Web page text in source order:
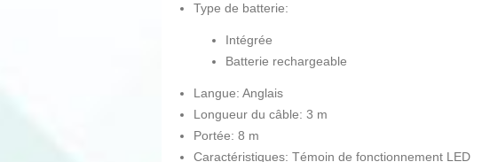
Type de batterie:
Intégrée
Batterie rechargeable
Langue: Anglais
Longueur du câble: 3 m
Portée: 8 m
Caractéristiques: Témoin de fonctionnement LED